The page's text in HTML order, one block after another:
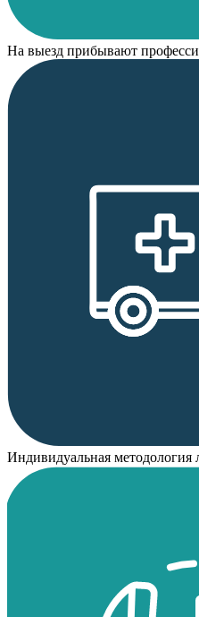
На выезд прибывают
Индивидуальная методология